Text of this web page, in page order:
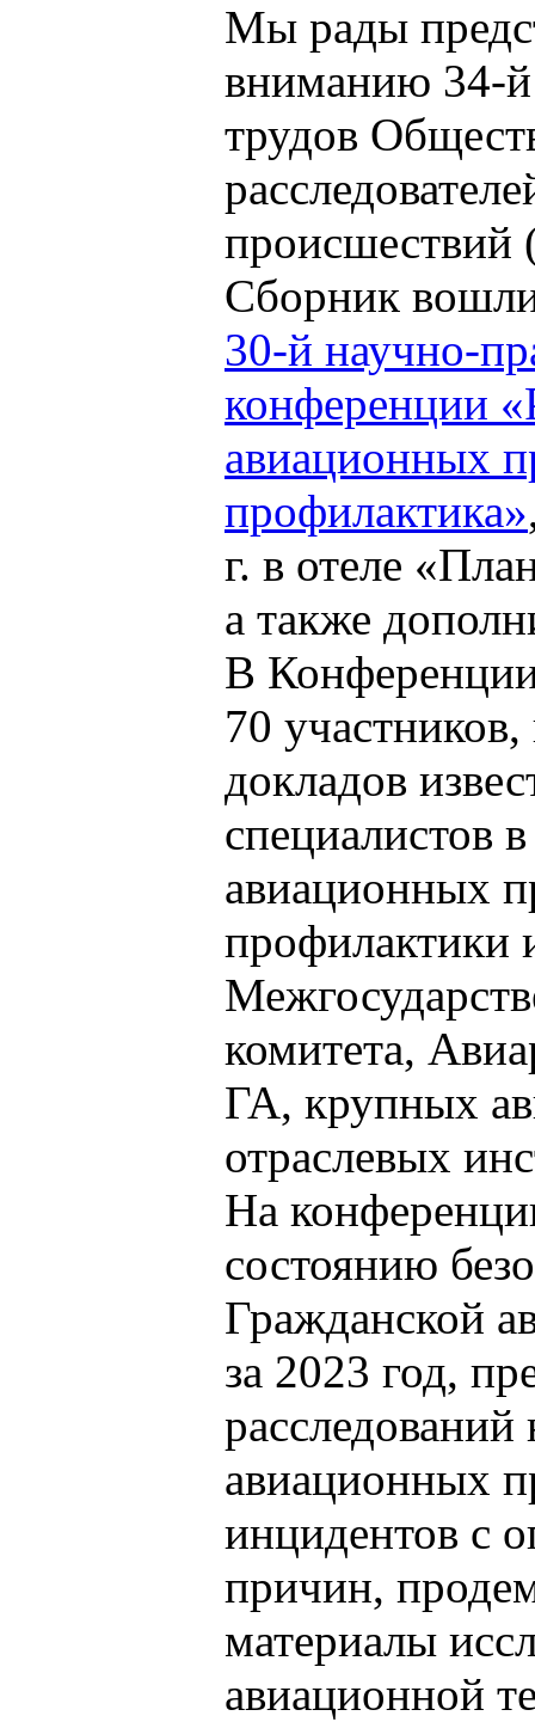
Мы рады
вниманию 34-
трудов
Сборник
30-й научно-
конференции
авиационных
профилактика»
г. в отеле
а также
В
70
докладов
специалистов
авиационных
профилактики
комитета,
ГА, крупных
отраслевых
На
состоянию
Гражданской
за 2023 год,
авиационных
инцидентов с
причин,
материалы
авиационной